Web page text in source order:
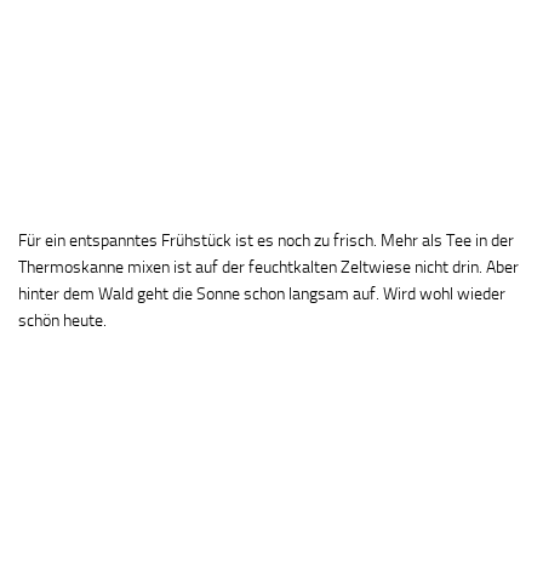
Für ein entspanntes Frühstück ist es noch zu frisch. Mehr als Tee in der
Thermoskanne mixen ist auf der feuchtkalten Zeltwiese nicht drin. Aber
hinter dem Wald geht die Sonne schon langsam auf. Wird wohl wieder
schön heute.